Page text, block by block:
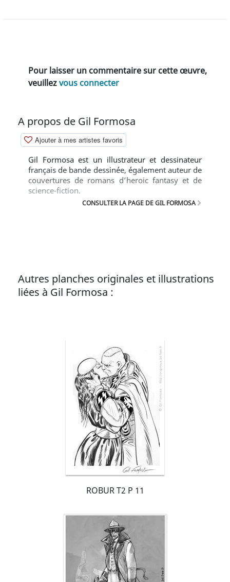
Pour laisser un commentaire sur cette œuvre,
veuillezvous connecter
A propos de Gil Formosa
Ajouter à mes artistes favoris
Gil Formosa est un illustrateur et dessinateur
français de bande dessinée, également auteur de
couvertures de romans d’heroic fantasy et de
science-fiction.
CONSULTER LA PAGE DE GIL FORMOSA
Autres planches originales et illustrations
liées à Gil Formosa :
ROBUR T2 P 11